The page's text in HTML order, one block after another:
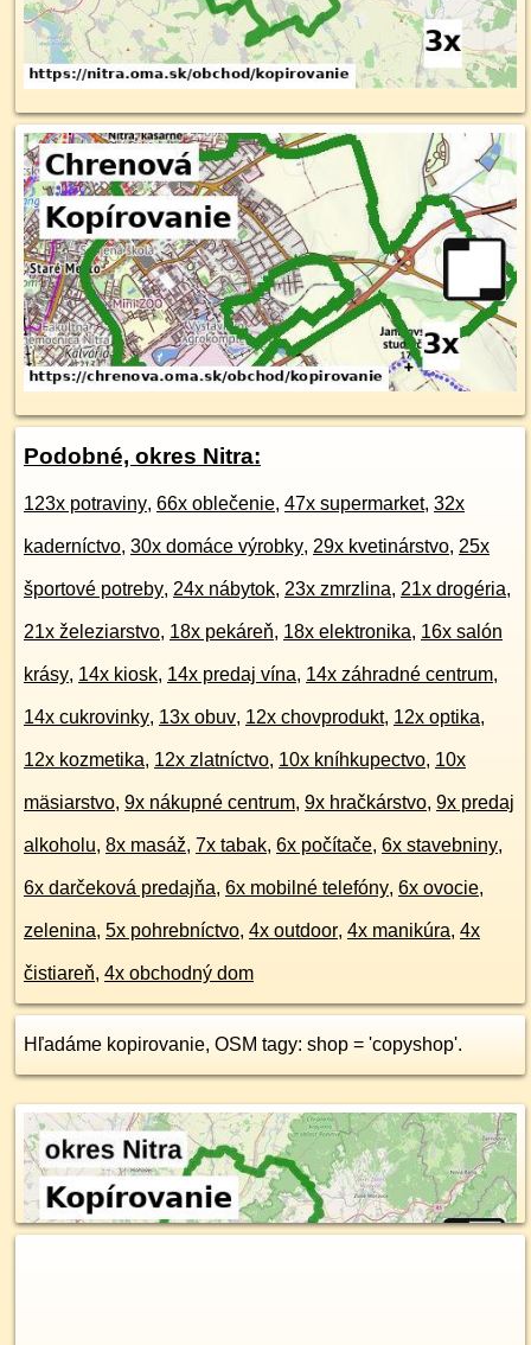
Podobné, okres Nitra:
123x potraviny, 66x oblečenie, 47x supermarket, 32x
kaderníctvo, 30x domáce výrobky, 29x kvetinárstvo, 25x
športové potreby, 24x nábytok, 23x zmrzlina, 21x drogéria,
21x železiarstvo, 18x pekáreň, 18x elektronika, 16x salón
krásy, 14x kiosk, 14x predaj vína, 14x záhradné centrum,
14x cukrovinky, 13x obuv, 12x chovprodukt, 12x optika,
12x kozmetika, 12x zlatníctvo, 10x kníhkupectvo, 10x
mäsiarstvo, 9x nákupné centrum, 9x hračkárstvo, 9x predaj
alkoholu, 8x masáž, 7x tabak, 6x počítače, 6x stavebniny,
6x darčeková predajňa, 6x mobilné telefóny, 6x ovocie,
zelenina, 5x pohrebníctvo, 4x outdoor, 4x manikúra, 4x
čistiareň, 4x obchodný dom
Hľadáme kopirovanie, OSM tagy: shop = 'copyshop'.